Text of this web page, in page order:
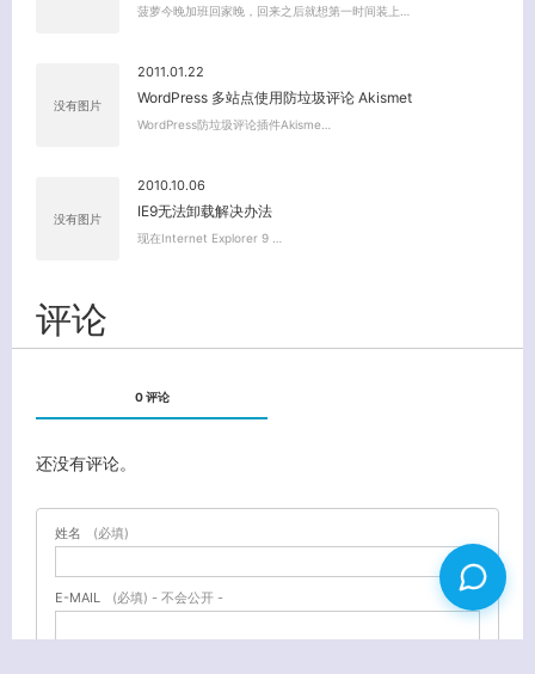
菠萝今晚加班回家晚，回来之后就想第一时间装上…
没有图片
2011.01.22
WordPress 多站点使用防垃圾评论 Akismet
WordPress防垃圾评论插件Akisme…
没有图片
2010.10.06
IE9无法卸载解决办法
现在Internet Explorer 9 …
评论
0 评论
还没有评论。
姓名 (必填)
E-MAIL (必填) - 不会公开 -